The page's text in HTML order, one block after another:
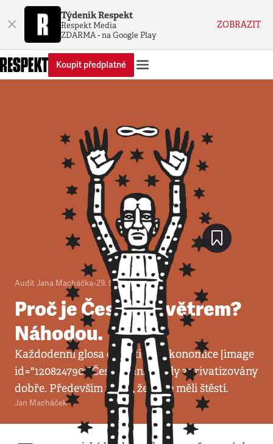
× Týdeník Respekt
Respekt Media
ZDARMA - na Google Play
ZOBRAZIT
Koupit předplatné
Audit Jana Macháčka•29. 9. 2008•5minut
Proč je Česko za větrem?
Náhodou.
Každodenní glosa o politice a ekonomice [image
id="120824790"]České banky byly zprivatizovány
dobře. Především proto, že jsme měli štěstí.
Jan Macháček